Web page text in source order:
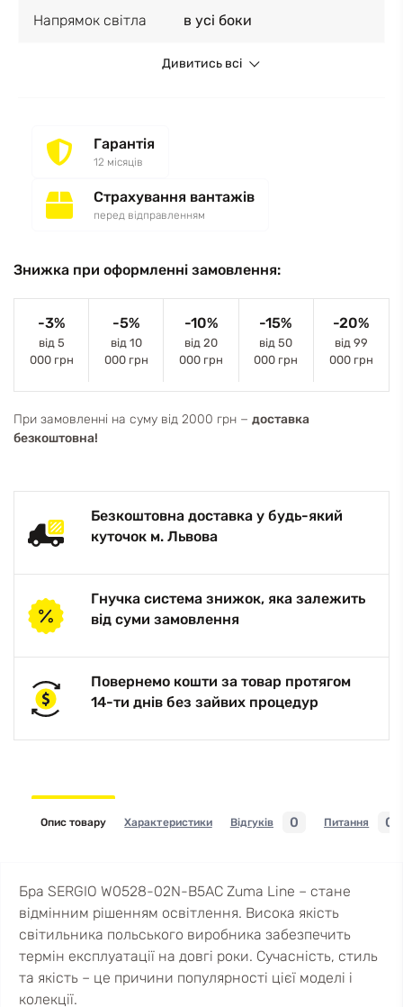
Напрямок світла в усі боки
Дивитись всі
Гарантія
12 місяців
Страхування вантажів
перед відправленням
Знижка при оформленні замовлення:
-3%
від 5
000 грн
-5%
від 10
000 грн
-10%
від 20
000 грн
-15%
від 50
000 грн
-20%
від 99
000 грн
При замовленні на суму від 2000 грн − доставка
безкоштовна!
Безкоштовна доставка у будь-який
куточок м. Львова
Гнучка система знижок, яка залежить
від суми замовлення
Повернемо кошти за товар протягом
14-ти днів без зайвих процедур
Опис товару Характеристики Відгуків 0 Питання 0
Бра SERGIO W0528-02N-B5AC Zuma Line – стане
відмінним рішенням освітлення. Висока якість
світильника польського виробника забезпечить
термін експлуатації на довгі роки. Сучасність, стиль
та якість – це причини популярності цієї моделі і
колекції.